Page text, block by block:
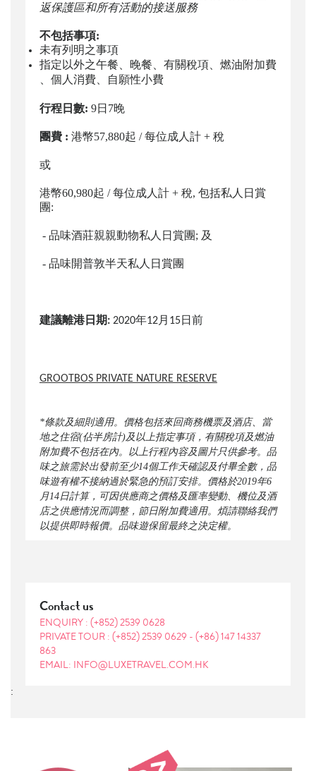
返保護區和所有活動的接送服務
不包括事項:
未有列明之事項
指定以外之午餐、晚餐、有關稅項、燃油附加費
、個人消費、自願性小費
行程日數: 9日7晚
團費 : 港幣57,880起 / 每位成人計 + 稅
或
港幣60,980起 / 每位成人計 + 稅, 包括私人日賞
團:
- 品味酒莊親親動物私人日賞團; 及
- 品味開普敦半天私人日賞團
建議離港日期:2020年12月15日前
GROOTBOS PRIVATE NATURE RESERVE
*條款及細則適用。價格包括來回商務機票及酒店、當
地之住宿(佔半房計)及以上指定事項，有關稅項及燃油
附加費不包括在內。以上行程內容及圖片只供參考。品
味之旅需於出發前至少14個工作天確認及付畢全數，品
味遊有權不接納過於緊急的預訂安排。價格於2019年6
月14日計算，可因供應商之價格及匯率變動、機位及酒
店之供應情況而調整，節日附加費適用。煩請聯絡我們
以提供即時報價。品味遊保留最終之決定權。
Contact us
ENQUIRY : (+852) 2539 0628
PRIVATE TOUR : (+852) 2539 0629 - (+86) 147 14337
863
EMAIL: INFO@LUXETRAVEL.COM.HK
: